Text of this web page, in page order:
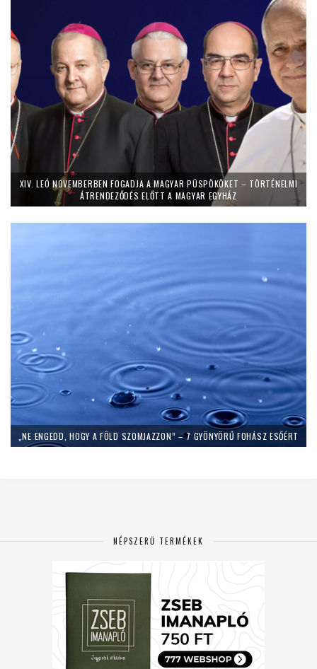
XIV. LEÓ NOVEMBERBEN FOGADJA A MAGYAR PÜSPÖKÖKET – TÖRTÉNELMI
ÁTRENDEZŐDÉS ELŐTT A MAGYAR EGYHÁZ
„NE ENGEDD, HOGY A FÖLD SZOMJAZZON” – 7 GYÖNYÖRŰ FOHÁSZ ESŐÉRT
NÉPSZERŰ TERMÉKEK